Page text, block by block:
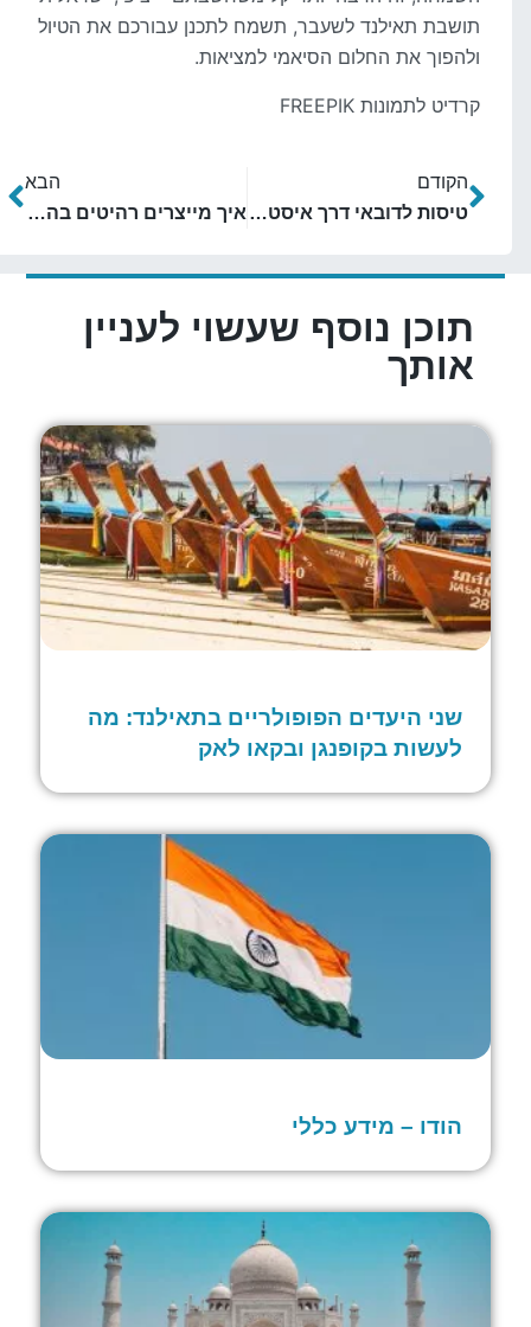
תושבת תאילנד לשעבר, תשמח לתכנן עבורכם את הטיול
ולהפוך את החלום הסיאמי למציאות.
קרדיט לתמונות FREEPIK
הקודם
טיסות לדובאי דרך איסטנבול
הבא
איך מייצרים רהיטים בהתאמה אישית?
תוכן נוסף שעשוי לעניין
אותך
שני היעדים הפופולריים בתאילנד: מה
לעשות בקופנגן ובקאו לאק
הודו – מידע כללי